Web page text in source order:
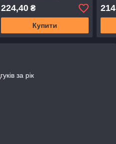
224,40₴
Купити
за рік